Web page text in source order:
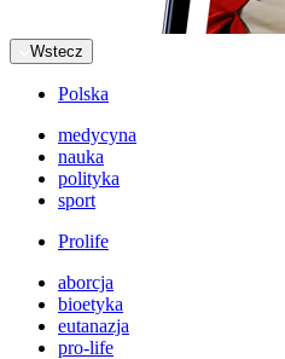
Wstecz
Polska
medycyna
nauka
polityka
sport
Prolife
aborcja
bioetyka
eutanazja
pro-life